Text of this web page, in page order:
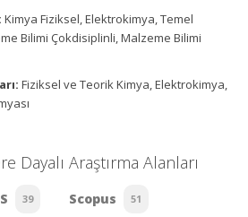
Kimya Fiziksel, Elektrokimya, Temel
Bilimi Çokdisiplinli, Malzeme Bilimi
Fiziksel ve Teorik Kimya, Elektrokimya,
Dayalı Araştırma Alanları
39 Scopus 51